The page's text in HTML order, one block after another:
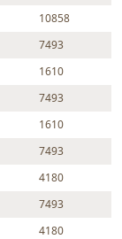
10858
7493
1610
7493
1610
7493
4180
7493
4180